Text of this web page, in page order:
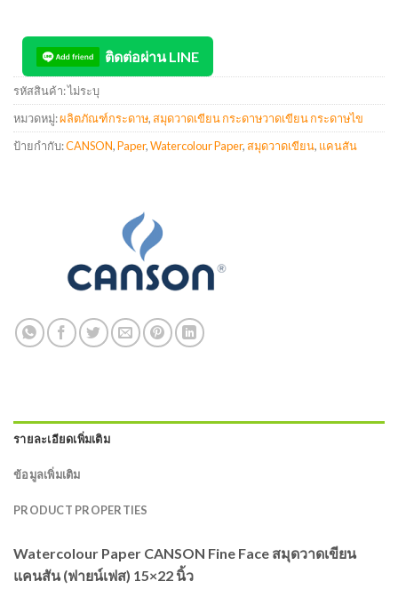
ติดต่อผ่าน LINE
รหัสสินค้า:ไม่ระบุ
หมวดหมู่:ผลิตภัณฑ์กระดาษ,สมุดวาดเขียน กระดาษวาดเขียน กระดาษไข
ป้ายกำกับ:CANSON,Paper,Watercolour Paper,สมุดวาดเขียน, แคนสัน
รายละเอียดเพิ่มเติม
ข้อมูลเพิ่มเติม
PRODUCT PROPERTIES
Watercolour Paper CANSON Fine Face สมุดวาดเขียน
แคนสัน (ฟายน์เฟส) 15×22 นิ้ว